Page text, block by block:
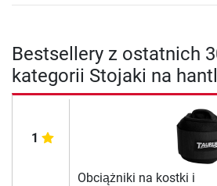
Bestsellery z ostatnich
kategorii Stojaki na
1
Obciążniki na kostki i